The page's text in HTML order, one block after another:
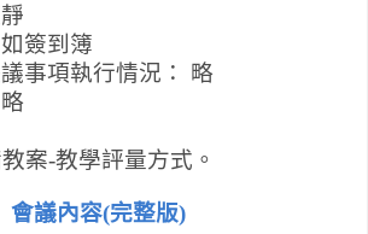
簽到簿
事項執行情況 ：
略
略
案-教學評量方式。
會議內容(完整版)